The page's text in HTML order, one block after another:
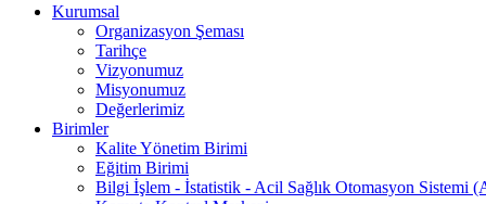
Kurumsal
Organizasyon Şeması
Tarihçe
Vizyonumuz
Misyonumuz
Değerlerimiz
Birimler
Kalite Yönetim Birimi
Eğitim Birimi
Bilgi İşlem - İstatistik - Acil Sağlık Otomasyon Sistemi